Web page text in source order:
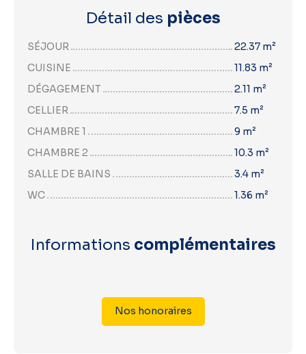
Détail des pièces
SÉJOUR
22.37 m²
CUISINE
11.83 m²
DÉGAGEMENT
2.11 m²
CELLIER
7.5 m²
CHAMBRE 1
9 m²
CHAMBRE 2
10.3 m²
SALLE DE BAINS
3.4 m²
WC
1.36 m²
Informations complémentaires
Nos honoraires